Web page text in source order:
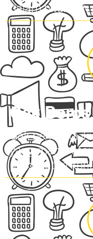
dalam hitungan
Gak
Gak perlu lagi
yang mahal
pembuatan